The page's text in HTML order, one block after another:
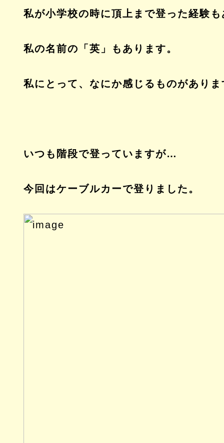
私が小学校の時に頂上まで登った経験
私の名前の「英」もあります。
私にとって、なにか感じるものがありま
いつも階段で登っていますが…
今回はケーブルカーで登りました。